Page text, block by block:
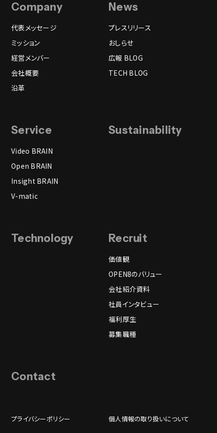
Company
代表メッセージ
ミッション
経営メンバー
会社概要
沿革
News
プレスリリース
おしらせ
広報 BLOG
TECH BLOG
Service
Video BRAIN
Open BRAIN
Insight BRAIN
V-matic
Technology Recruit
価値観
OPEN8のバリュー
会社紹介資料
社員インタビュー
福利厚生
募集職種
Sustainability
Contact
プライバシーポリシー
個人情報の取り扱いについて